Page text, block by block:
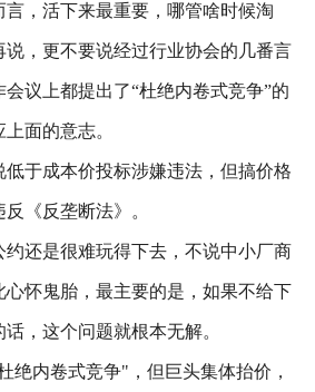
，活下来最重要，哪管啥时候淘
，更不要说经过行业协会的几番言
议上都提出了“杜绝内卷式竞争”的
面的意志。
于成本价投标涉嫌违法，但搞价格
《反垄断法》。
约还是很难玩得下去，不说中小厂商
怀鬼胎，最主要的是，如果不给下
，这个问题就根本无解。
绝内卷式竞争"，但巨头集体抬价，